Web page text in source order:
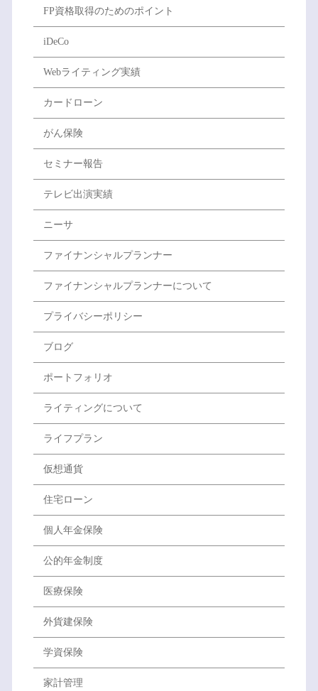
FP資格取得のためのポイント
iDeCo
Webライティング実績
カードローン
がん保険
セミナー報告
テレビ出演実績
ニーサ
ファイナンシャルプランナー
ファイナンシャルプランナーについて
プライバシーポリシー
ブログ
ポートフォリオ
ライティングについて
ライフプラン
仮想通貨
住宅ローン
個人年金保険
公的年金制度
医療保険
外貨建保険
学資保険
家計管理